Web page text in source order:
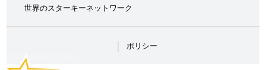
世界のスターキーネットワーク
ポリシー